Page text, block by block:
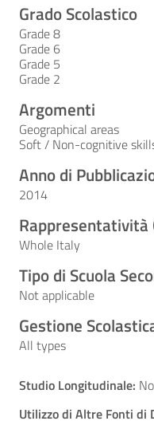
Grado Scolastico
Grade 8
Grade 6
Grade 5
Grade 2
Argomenti
Geographical areas
Soft / Non-cognitive
Anno di
2014
Rappresentatività
Whole Italy
Tipo di Scuola
Not applicable
Gestione
All types
Studio Longitudinale: No
Utilizzo di Altre Fonti di